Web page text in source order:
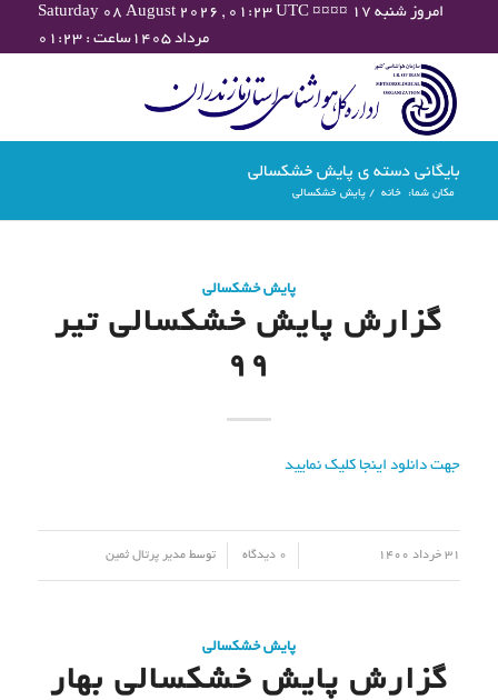
Saturday 08 August 2026 , 01:23 UTC ¤¤¤¤ امروز شنبه ۱۷
مرداد ۱۴۰۵ساعت : ۰۱:۲۳
بایگانی دسته ی پایش خشکسالی
مکان شما: خانه / پایش خشکسالی
پایش خشکسالی
گزارش پایش خشکسالی تیر
99
جهت دانلود اینجا کلیک نمایید
31 خرداد 1400 0 دیدگاه توسط مدیر پرتال ثمین
پایش خشکسالی
گزارش پایش خشکسالی بهار